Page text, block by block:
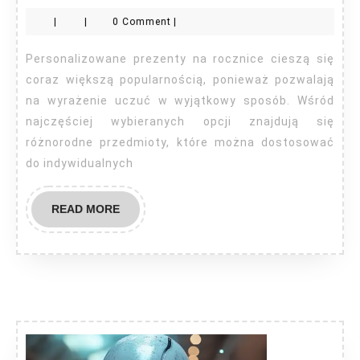
na
rocznice
0 Comment
Personalizowane prezenty na rocznice cieszą się
coraz większą popularnością, ponieważ pozwalają
na wyrażenie uczuć w wyjątkowy sposób. Wśród
najczęściej wybieranych opcji znajdują się
różnorodne przedmioty, które można dostosować
do indywidualnych
READ MOREREAD
MORE